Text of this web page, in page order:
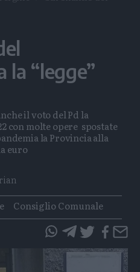
la “legge”
il voto del Pd la
con molte opere spostate
la Provincia alla
euro
Consiglio Comunale
questo
articolo
questo